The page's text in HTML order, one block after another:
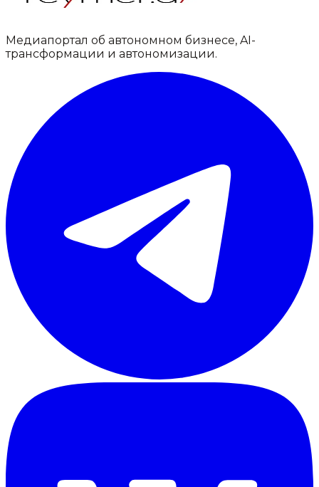
Медиапортал об автономном бизнесе, AI-
трансформации и автономизации.